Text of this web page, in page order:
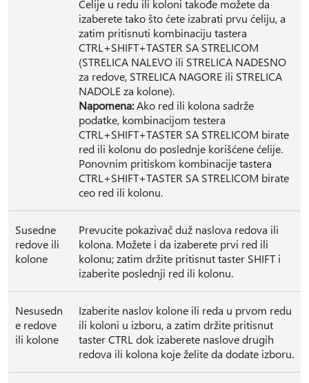
Ćelije u redu ili koloni takođe možete da
izaberete tako što ćete izabrati prvu ćeliju, a
zatim pritisnuti kombinaciju tastera
CTRL+SHIFT+TASTER SA STRELICOM
(STRELICA NALEVO ili STRELICA NADESNO
za redove, STRELICA NAGORE ili STRELICA
NADOLE za kolone).
Napomena:Ako red ili kolona sadrže
podatke, kombinacijom testera
CTRL+SHIFT+TASTER SA STRELICOM birate
red ili kolonu do poslednje korišćene ćelije.
Ponovnim pritiskom kombinacije tastera
CTRL+SHIFT+TASTER SA STRELICOM birate
ceo red ili kolonu.
Susedne
redove ili
kolone
Prevucite pokazivač duž naslova redova ili
kolona. Možete i da izaberete prvi red ili
kolonu; zatim držite pritisnut taster SHIFT i
izaberite poslednji red ili kolonu.
Nesusedn
e redove
ili kolone
Izaberite naslov kolone ili reda u prvom redu
ili koloni u izboru, a zatim držite pritisnut
taster CTRL dok izaberete naslove drugih
redova ili kolona koje želite da dodate izboru.